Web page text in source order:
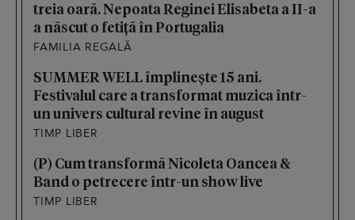
treia oară. Nepoata Reginei Elisabeta a II-a
a născut o fetiță în Portugalia
FAMILIA REGALĂ
SUMMER WELL împlinește 15 ani.
Festivalul care a transformat muzica într-
un univers cultural revine în august
TIMP LIBER
(P) Cum transformă Nicoleta Oancea &
Band o petrecere într-un show live
TIMP LIBER